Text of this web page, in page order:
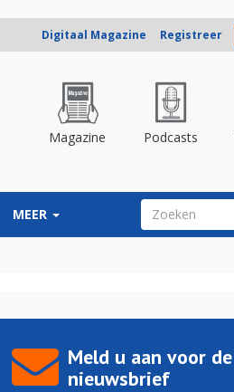
Digitaal Magazine Registreer
Magazine Podcasts
MEER ZOEKVELD
Meld u aan voor de
nieuwsbrief